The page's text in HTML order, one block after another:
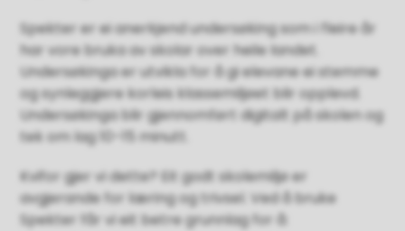
Spekter er ei anerkjend undersøking som i fleire år
har vore bruka av skolar over heile landet.
Undersøkinga er utvikla for å gi elevane ei stemme
og synleggjere korleis klassemiljøet blir opplevd.
Undersøkinga blir gjennomført digitalt på skolen og
tek om lag 10–15 minutt.
Kvifor gjer vi dette? Eit godt skolemiljø er
avgjerande for læring og trivsel. Ved å bruke
Spekter får vi eit betre grunnlag for å: